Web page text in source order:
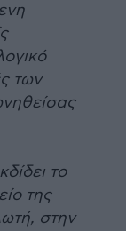
των
το
της
στην